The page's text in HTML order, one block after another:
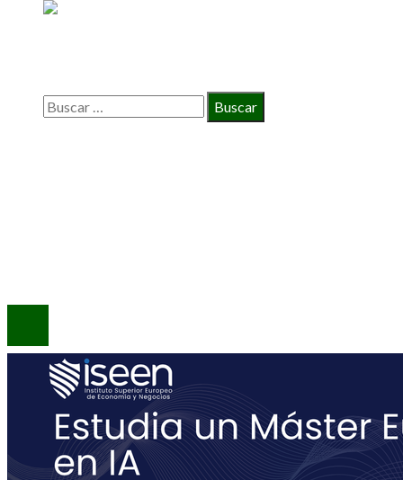
Buscar: